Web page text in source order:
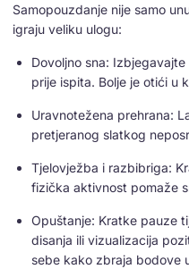
Samopouzdanje nije samo
igraju veliku ulogu:
Dovoljno sna:
prije ispita. Bolje je otići u
Uravnotežena prehrana:
pretjeranog slatkog
Tjelovježba i razbibriga:
fizička aktivnost pomaže
Opuštanje: Kratke pauze
disanja ili vizualizacija
sebe kako zbraja bodove